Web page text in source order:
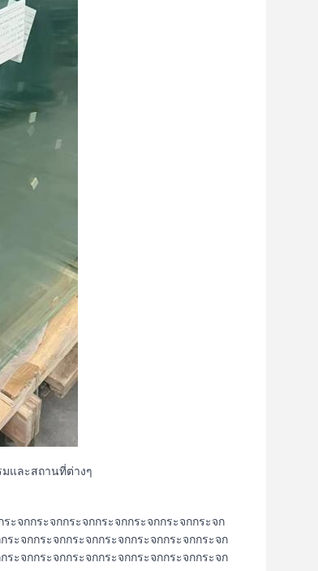
และสถานที่ต่างๆ
ะจกกระจกกระจกกระจกกระจกกระจกกระจก
ะจกกระจกกระจกกระจกกระจกกระจกกระจก
ะจกกระจกกระจกกระจกกระจกกระจกกระจก